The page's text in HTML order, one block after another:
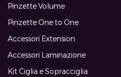
Pinzette Volume
Pinzette One to One
Accessori Extension
Accessori Laminazione
Kit Ciglia e Sopracciglia